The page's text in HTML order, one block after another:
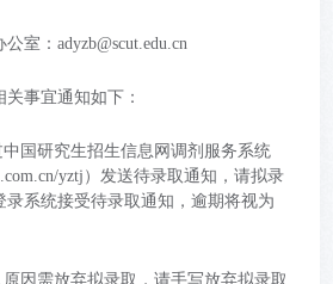
室：adyzb@scut.edu.cn
事宜通知如下：
国研究生招生信息网调剂服务系统
yztj）发送待录取通知，请拟录
录系统接受待录取通知，逾期将视为
因需放弃拟录取，请手写放弃拟录取